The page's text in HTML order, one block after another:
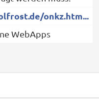
onkz.htm...
WebApps